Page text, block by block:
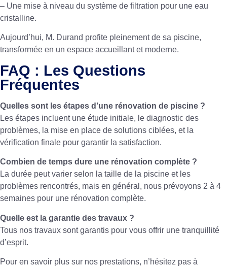
– Une mise à niveau du système de filtration pour une eau
cristalline.
Aujourd’hui, M. Durand profite pleinement de sa piscine,
transformée en un espace accueillant et moderne.
FAQ : Les Questions
Fréquentes
Quelles sont les étapes d’une rénovation de piscine ?
Les étapes incluent une étude initiale, le diagnostic des
problèmes, la mise en place de solutions ciblées, et la
vérification finale pour garantir la satisfaction.
Combien de temps dure une rénovation complète ?
La durée peut varier selon la taille de la piscine et les
problèmes rencontrés, mais en général, nous prévoyons 2 à 4
semaines pour une rénovation complète.
Quelle est la garantie des travaux ?
Tous nos travaux sont garantis pour vous offrir une tranquillité
d’esprit.
Pour en savoir plus sur nos prestations, n’hésitez pas à